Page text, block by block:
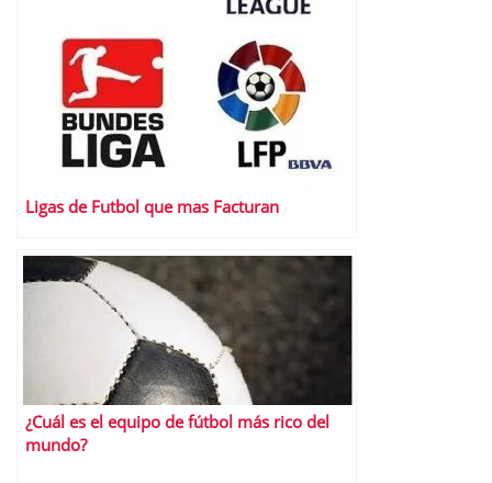
Ligas de Futbol que mas Facturan
¿Cuál es el equipo de fútbol más rico del
mundo?